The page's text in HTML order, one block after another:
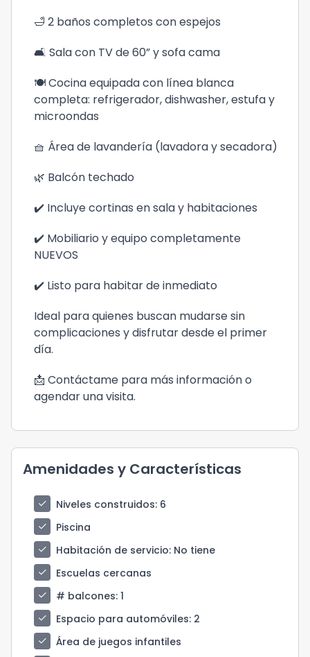
🛁 2 baños completos con espejos
🛋️ Sala con TV de 60” y sofa cama
🍽️ Cocina equipada con línea blanca
completa: refrigerador, dishwasher, estufa y
microondas
🧺 Área de lavandería (lavadora y secadora)
🌿 Balcón techado
✔️ Incluye cortinas en sala y habitaciones
✔️ Mobiliario y equipo completamente
NUEVOS
✔️ Listo para habitar de inmediato
Ideal para quienes buscan mudarse sin
complicaciones y disfrutar desde el primer
día.
📩 Contáctame para más información o
agendar una visita.
Amenidades y Características
check Niveles construidos: 6
check
Piscina
check
Habitación de servicio: No tiene
check
Escuelas cercanas
check
# balcones: 1
check
Espacio para automóviles: 2
check
Área de juegos infantiles